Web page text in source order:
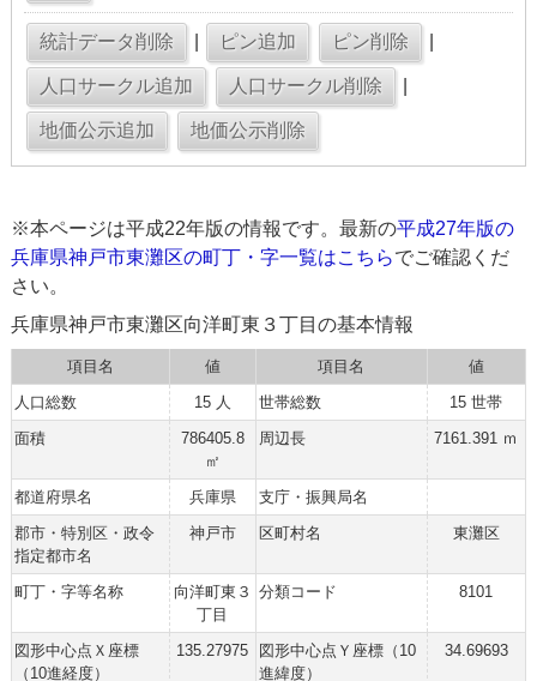
※本ページは平成22年版の情報です。最新の平成27年版の
兵庫県神戸市東灘区の町丁・字一覧はこちらでご確認くだ
さい。
兵庫県神戸市東灘区向洋町東３丁目の基本情報
項目名 値 項目名
値
人口総数
15 人 世帯総数
15 世帯
面積
786405.8
㎡
周辺長 7161.391 ｍ
都道府県名 兵庫県
支庁・振興局名
郡市・特別区・政令
指定都市名
神戸市 区町村名 東灘区
町丁・字等名称
向洋町東３
丁目
分類コード 8101
図形中心点Ｘ座標
（10進経度）
135.27975
図形中心点Ｙ座標（10
進緯度）
34.69693